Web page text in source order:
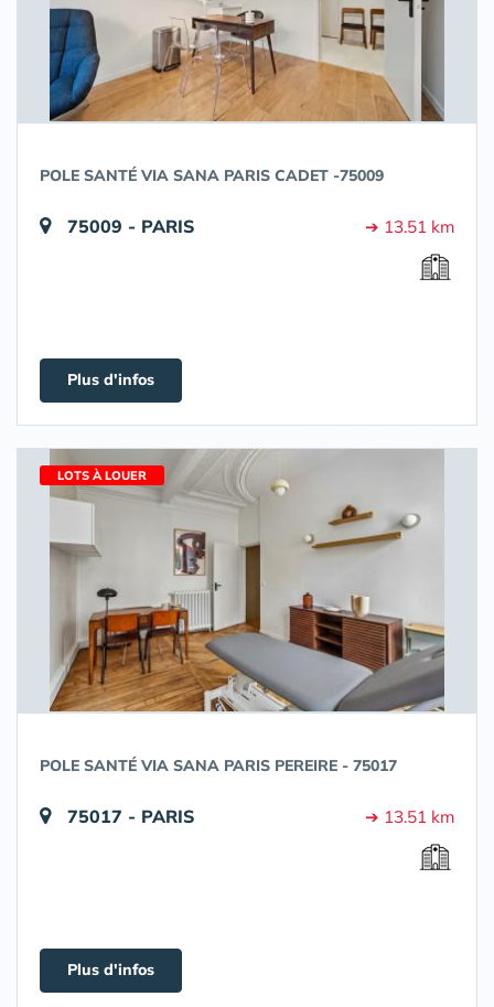
POLE SANTÉ VIA SANA PARIS CADET -75009
75009 - PARIS ➔ 13.51 km
Plus d'infos
LOTS À LOUER
POLE SANTÉ VIA SANA PARIS PEREIRE - 75017
75017 - PARIS ➔ 13.51 km
Plus d'infos